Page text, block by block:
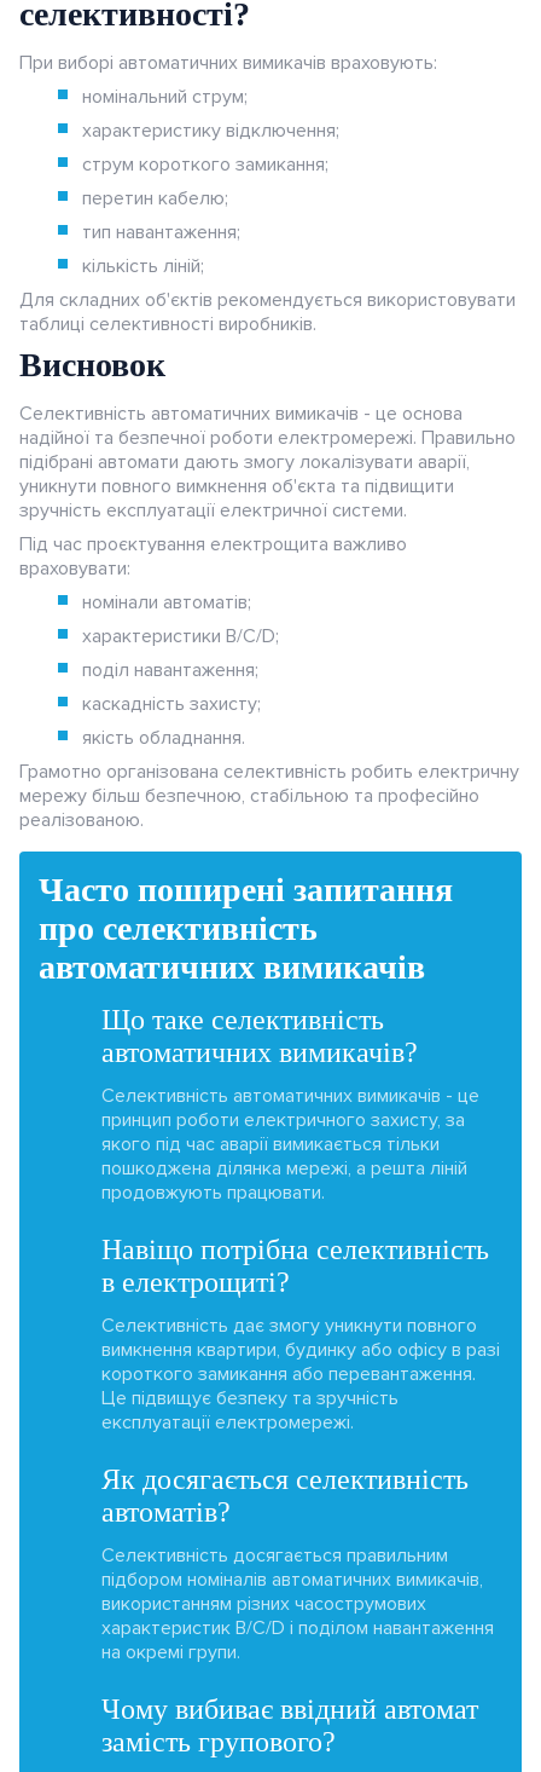
селективності?
При виборі автоматичних вимикачів враховують:
номінальний струм;
характеристику відключення;
струм короткого замикання;
перетин кабелю;
тип навантаження;
кількість ліній;
Для складних об'єктів рекомендується використовувати
таблиці селективності виробників.
Висновок
Селективність автоматичних вимикачів - це основа
надійної та безпечної роботи електромережі. Правильно
підібрані автомати дають змогу локалізувати аварії,
уникнути повного вимкнення об'єкта та підвищити
зручність експлуатації електричної системи.
Під час проєктування електрощита важливо
враховувати:
номінали автоматів;
характеристики B/C/D;
поділ навантаження;
каскадність захисту;
якість обладнання.
Грамотно організована селективність робить електричну
мережу більш безпечною, стабільною та професійно
реалізованою.
Часто поширені запитання
про селективність
автоматичних вимикачів
Що таке селективність
автоматичних вимикачів?
Селективність автоматичних вимикачів - це
принцип роботи електричного захисту, за
якого під час аварії вимикається тільки
пошкоджена ділянка мережі, а решта ліній
продовжують працювати.
Навіщо потрібна селективність
в електрощиті?
Селективність дає змогу уникнути повного
вимкнення квартири, будинку або офісу в разі
короткого замикання або перевантаження.
Це підвищує безпеку та зручність
експлуатації електромережі.
Як досягається селективність
автоматів?
Селективність досягається правильним
підбором номіналів автоматичних вимикачів,
використанням різних часострумових
характеристик B/C/D і поділом навантаження
на окремі групи.
Чому вибиває ввідний автомат
замість групового?